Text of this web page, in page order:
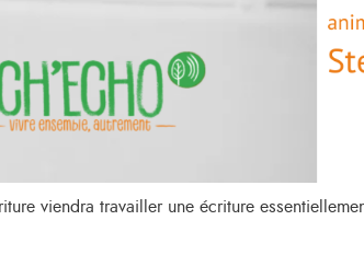
viendra travailler une écriture